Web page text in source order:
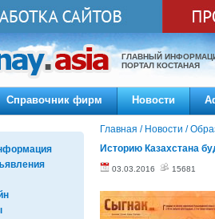
ГЛАВНЫЙ
ПОРТАЛ КОСТАНАЯ
Справочник фирм Новости
Главная / Новости /
Историю Казахстана
03.03.2016 15681